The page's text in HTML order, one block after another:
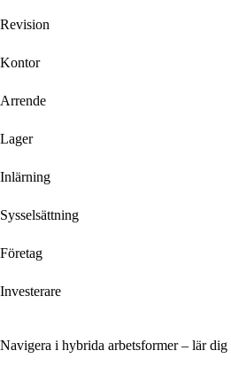
Revision
Kontor
Arrende
Lager
Inlärning
Sysselsättning
Företag
Investerare
Navigera i hybrida arbetsformer – lär